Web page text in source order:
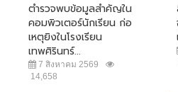
ตำรวจพบข้อมูลสำคัญใน
คอมพิวเตอร์นักเรียน ก่อ
เหตุยิงในโรงเรียน
เทพศิรินทร์...
7 สิงหาคม 2569
14,658